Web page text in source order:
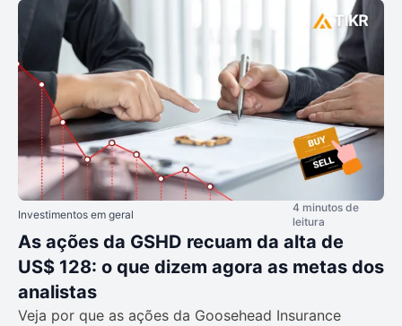
Investimentos em geral
4 minutos de
leitura
As ações da GSHD recuam da alta de
US$ 128: o que dizem agora as metas dos
analistas
Veja por que as ações da Goosehead Insurance